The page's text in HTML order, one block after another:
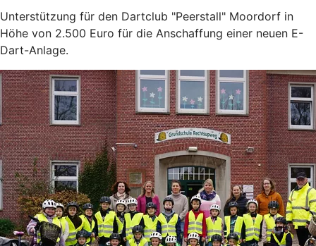
Unterstützung für den Dartclub "Peerstall" Moordorf in
Höhe von 2.500 Euro für die Anschaffung einer neuen E-
Dart-Anlage.